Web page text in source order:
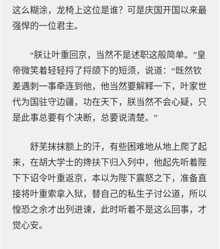
这么糊涂，龙椅上这位是谁？可是庆国开国以来最
强悍的一位君主。
“朕让叶重回京，当然不是述职这般简单。”皇
帝微笑着轻轻捋了捋颌下的短须，说道：“既然钦
差遇刺一事牵连到他，他当然要解释一下，叶家世
代为国驻守边疆，功在天下，朕当然不会心疑，只
是此事总要有个决断，总要说清楚。”
舒芜抹抹额上的汗，有些困难地从地上爬了起
来，在胡大学士的搀扶下归入列中，他起先听着陛
下下诏令叶重返京，本以为陛下震怒之下，准备直
接将叶重索拿入狱，替自己的私生子讨公道，所以
惶恐之余才出列进谏，此时听着不是这么回事，才
觉心安。